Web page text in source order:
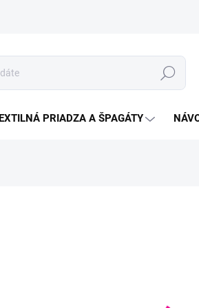
Hľadať
PRIADZA A ŠPAGÁTY